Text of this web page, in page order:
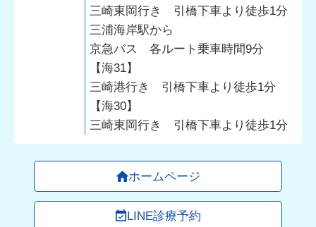
三崎東岡行き 引橋下車より徒歩1分
三浦海岸駅から
京急バス 各ルート乗車時間9分
【海31】
三崎港行き 引橋下車より徒歩1分
【海30】
三崎東岡行き 引橋下車より徒歩1分
ホームページ
LINE診療予約